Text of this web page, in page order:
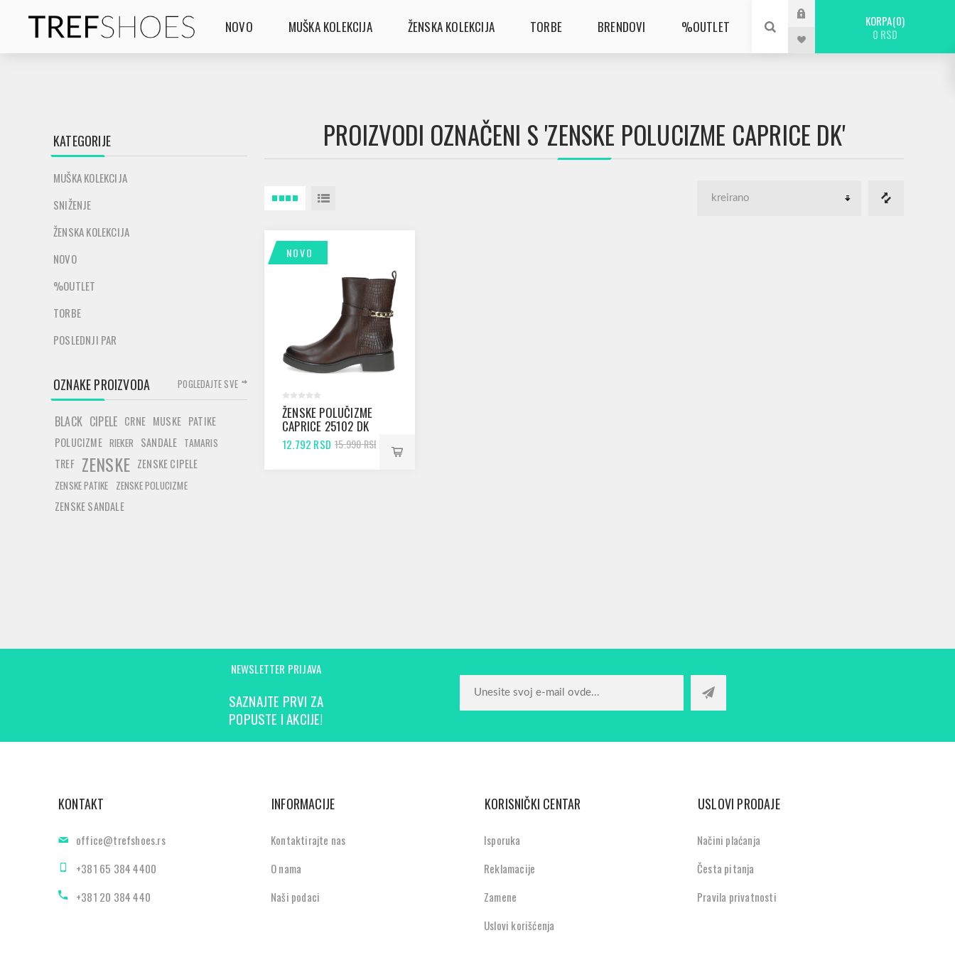
NOVO MUŠKA KOLEKCIJA ŽENSKA KOLEKCIJA TORBE BRENDOVI %OUTLET KORPA 0
0 RSD
PROIZVODI OZNAČENI S 'ZENSKE POLUCIZME CAPRICE DK'
NOVO
ŽENSKE POLUČIZME
CAPRICE 25102 DK
BROWN COMB
12.792 RSD 15.990 RSD
KATEGORIJE
MUŠKA KOLEKCIJA
SNIŽENJE
ŽENSKA KOLEKCIJA
NOVO
%OUTLET
TORBE
POSLEDNJI PAR
OZNAKE PROIZVODA
BLACK CIPELE CRNE MUSKE PATIKE
POLUCIZME RIEKER SANDALE TAMARIS
TREF ZENSKE ZENSKE CIPELE
ZENSKE PATIKE ZENSKE POLUCIZME
ZENSKE SANDALE
POGLEDAJTE SVE
NEWSLETTER PRIJAVA
SAZNAJTE PRVI ZA
POPUSTE I AKCIJE!
KONTAKT
office@trefshoes.rs
+381 65 384 4400
+381 20 384 440
INFORMACIJE
Kontaktirajte nas
O nama
Naši podaci
KORISNIČKI CENTAR
Isporuka
Reklamacije
Zamene
Uslovi korišćenja
USLOVI PRODAJE
Načini plaćanja
Česta pitanja
Pravila privatnosti